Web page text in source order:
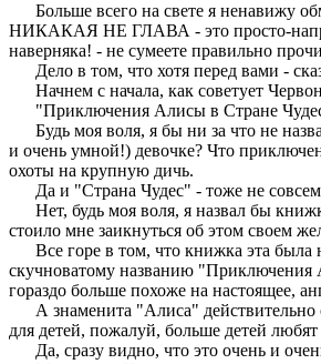
Больше всего на свете я ненавижу
НИКАКАЯ НЕ ГЛАВА - это просто-
наверняка! - не сумеете правильно
Дело в том, что хотя перед вами -
Начнем с начала, как советует
"Приключения Алисы в Стране
Будь моя воля, я бы ни за что не
и очень умной!) девочке? Что
охоты на крупную дичь.
Да и "Страна Чудес" - тоже не совсем
Нет, будь моя воля, я назвал бы
стоило мне заикнуться об этом своем
Все горе в том, что книжка эта была
скучноватому названию "Приключения
гораздо больше похоже на настоящее,
А знаменита "Алиса" действительно
для детей, пожалуй, больше детей
Да, сразу видно, что это очень и